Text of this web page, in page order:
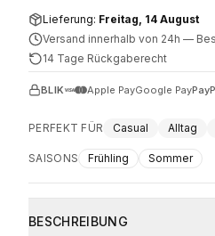
Lieferung: Freitag, 14 August
Versand innerhalb von 24h —
14 Tage Rückgaberecht
BLIK Apple PayGoogle Pay
PERFEKT FÜR Casual Alltag
SAISONS Frühling Sommer
BESCHREIBUNG